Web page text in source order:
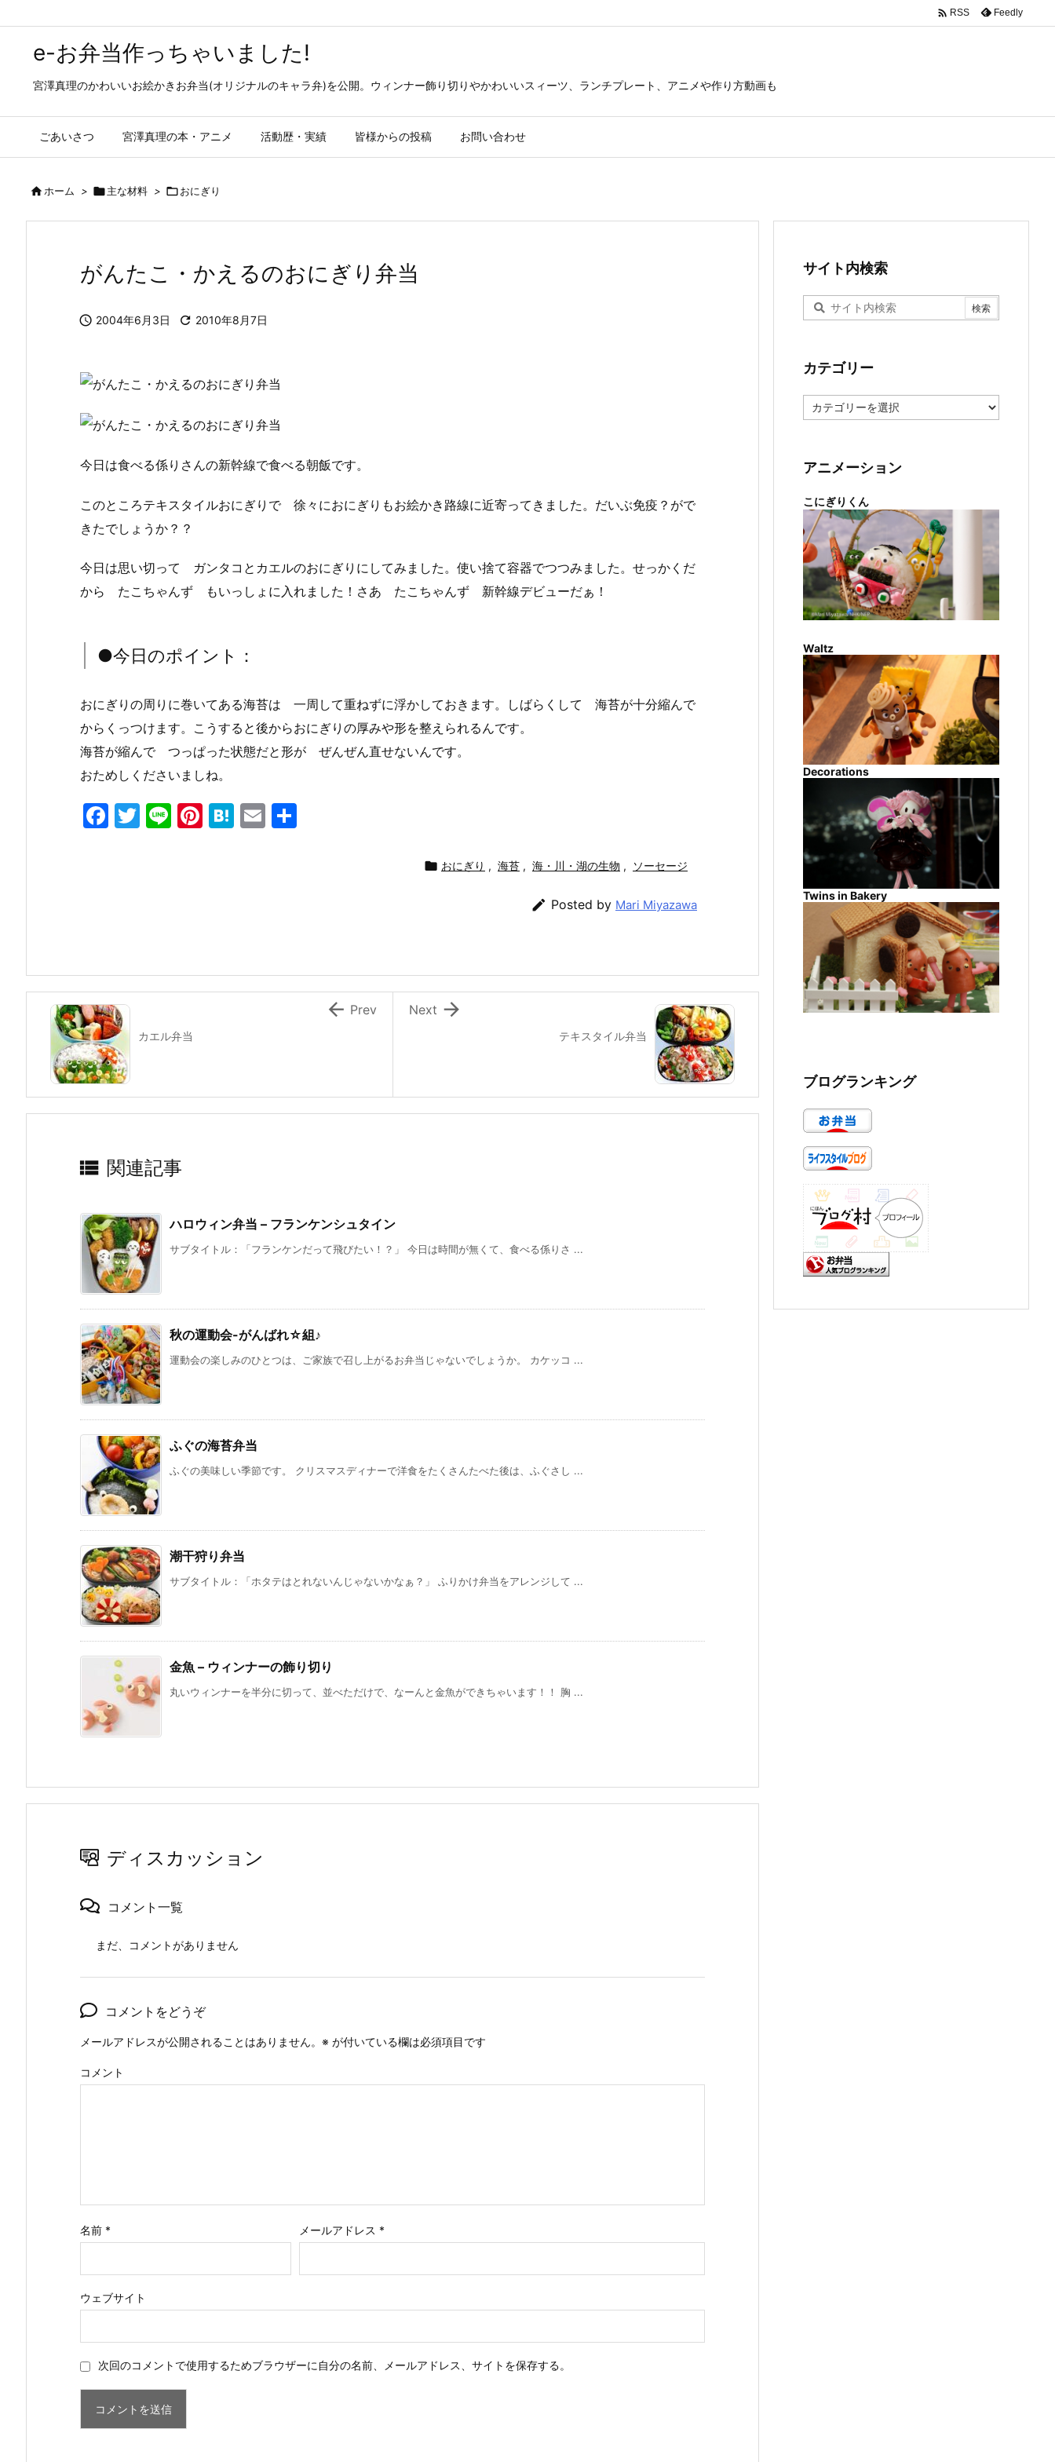
e-お弁当作っちゃいました!
宮澤真理のかわいいお絵かきお弁当(オリジナルのキャラ弁)を公開。ウィンナー飾り切りやかわいいスィーツ、ランチプレート、アニメや作り方動画も
ごあいさつ 宮澤真理の本・アニメ 活動歴・実績 皆様からの投稿 お問い合わせ
 RSS Feedly
ホーム > 主な材料 > おにぎり
がんたこ・かえるのおにぎり弁当
 2004年6月3日  2010年8月7日
今日は食べる係りさんの新幹線で食べる朝飯です。
このところテキスタイルおにぎりで 徐々におにぎりもお絵かき路線に近寄ってきました。だいぶ免疫？がで
きたでしょうか？？
今日は思い切って ガンタコとカエルのおにぎりにしてみました。使い捨て容器でつつみました。せっかくだ
から たこちゃんず もいっしょに入れました！さあ たこちゃんず 新幹線デビューだぁ！
●今日のポイント：
おにぎりの周りに巻いてある海苔は 一周して重ねずに浮かしておきます。しばらくして 海苔が十分縮んで
からくっつけます。こうすると後からおにぎりの厚みや形を整えられるんです。
海苔が縮んで つっぱった状態だと形が ぜんぜん直せないんです。
おためしくださいましね。
F
k
T
Li Pi H
E
 おにぎり , 海苔 , 海・川・湖の生物 , ソーセージ
 Posted by Mari Miyazawa
テキスタイル弁当

Next
カエル弁当
 Prev
 関連記事
ハロウィン弁当 – フランケンシュタイン
サブタイトル：「フランケンだって飛びたい！？」 今日は時間が無くて、食べる係りさ ...
秋の運動会-がんばれ☆組♪
運動会の楽しみのひとつは、ご家族で召し上がるお弁当じゃないでしょうか。 カケッコ ...
ふぐの海苔弁当
ふぐの美味しい季節です。 クリスマスディナーで洋食をたくさんたべた後は、ふぐさし ...
潮干狩り弁当
サブタイトル：「ホタテはとれないんじゃないかなぁ？」 ふりかけ弁当をアレンジして ...
金魚 – ウィンナーの飾り切り
丸いウィンナーを半分に切って、並べただけで、なーんと金魚ができちゃいます！！ 胸 ...
ディスカッション
コメント一覧
まだ、コメントがありません
コメントをどうぞ
メールアドレスが公開されることはありません。 ※ が付いている欄は必須項目です
コメント
名前 * メールアドレス *
ウェブサイト
次回のコメントで使用するためブラウザーに自分の名前、メールアドレス、サイトを保存する。
サイト内検索
カテゴリー
テ
ー
アニメーション
こにぎりくん
Waltz
Decorations
Twins in Bakery
ブログランキング